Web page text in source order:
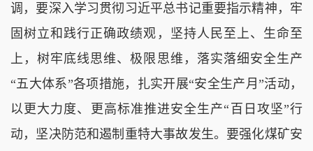
调，要深入学习贯彻习近平总书记重要指示精神，牢
固树立和践行正确政绩观，坚持人民至上、生命至
上，树牢底线思维、极限思维，落实落细安全生产
“五大体系”各项措施，扎实开展“安全生产月”活动，
以更大力度、更高标准推进安全生产“百日攻坚”行
动，坚决防范和遏制重特大事故发生。要强化煤矿安